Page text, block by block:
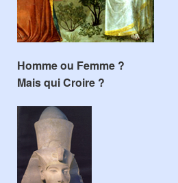
Homme ou Femme ?
Mais qui Croire ?